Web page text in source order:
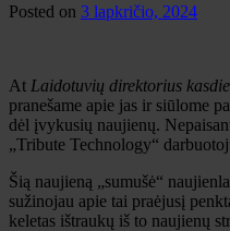
Posted on 3 lapkričio, 2024
At Laidotuvių direktorius
pranešame apie jas ir siūlome
dėl įvykusių naujienų.
„Tribute Technology“
Šią naujieną „sumušė“
sužinojau apie tai praėjusį
keletas ištraukų iš to naujienų